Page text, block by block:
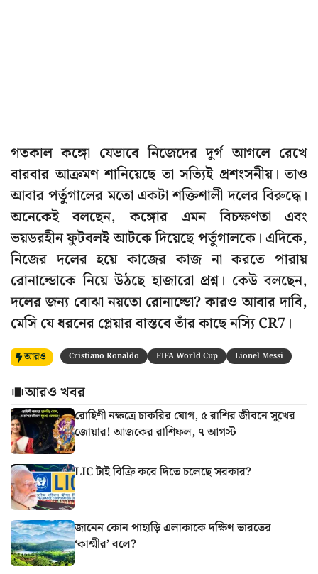
গতকাল কঙ্গো যেভাবে নিজেদের দুর্গ আগলে রেখে
বারবার আক্রমণ শানিয়েছে তা সত্যিই প্রশংসনীয়। তাও
আবার পর্তুগালের মতো একটা শক্তিশালী দলের বিরুদ্ধে।
অনেকেই বলছেন, কঙ্গোর এমন বিচক্ষণতা এবং
ভয়ডরহীন ফুটবলই আটকে দিয়েছে পর্তুগালকে। এদিকে,
নিজের দলের হয়ে কাজের কাজ না করতে পারায়
রোনাল্ডোকে নিয়ে উঠছে হাজারো প্রশ্ন। কেউ বলছেন,
দলের জন্য বোঝা নয়তো রোনাল্ডো? কারও আবার দাবি,
মেসি যে ধরনের প্লেয়ার বাস্তবে তাঁর কাছে নস্যি CR7।
আরও Cristiano Ronaldo FIFA World Cup Lionel Messi
আরও খবর
রোহিণী নক্ষত্রে চাকরির যোগ, ৫ রাশির জীবনে সুখের
জোয়ার! আজকের রাশিফল, ৭ আগস্ট
LIC টাই বিক্রি করে দিতে চলেছে সরকার?
জানেন কোন পাহাড়ি এলাকাকে দক্ষিণ ভারতের
‘কাশ্মীর’ বলে?